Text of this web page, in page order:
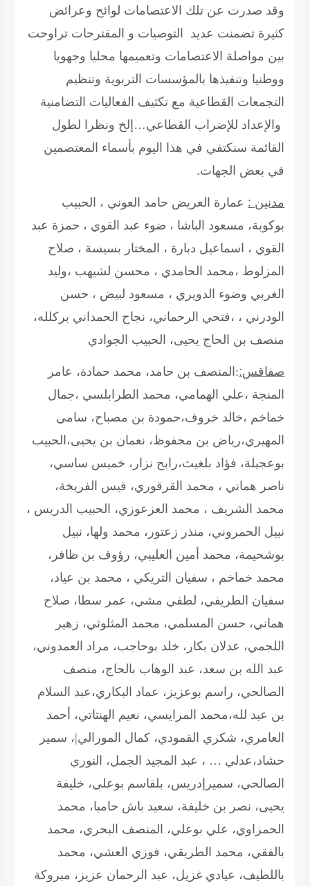
وقد صدرت عن تلك الاعتصامات لوائح وعرائض
كثيرة تضمنت عديد التوصيات و المقترحات تراوحت
بين مواصلة الاعتصامات وتعميمها محليا وجهويا
ووطنيا وتنفيذها بالمؤسسات التربوية وتنظيم
التجمعات القطاعية مع تكثيف الفعاليات التضامنية
والإعداد للإضراب القطاعي…إلخ ونظرا لطول
القائمة سنكتفي في هذا اليوم بأسماء المعتصمين
في بعض الجهات.
مدنين : عمارة العريض حامد العوني ، الحبيب
بوكوبة، مسعود الباشا ، ضوء عبد القوي ، حمزة عبد
القوي ، اسماعيل دبارة ، المختار بسيسة ، صلاح
المزلوط ،محمد الحامدي ، محسن لشيهب ،وليد
الغربي وضوء الدويري ، مسعود لبيض ، حسن
الودرني ، ،فتحي الرحماني، نجاح الحمداني بركلله،
منصف بن الحاج يحيى، الحبيب الجوادي
صفاقس::المنصف بن حامد، محمد حمادة، عامر
المنجة ،علي الهمامي، محمد الطرابلسي ،جمال
خماخم ،خالد خروف،حمودة بن مصباح، سامي
المهيري،رياض بن محفوظ، نعمان بن يحيى،الحبيب
بوعجيلة، فؤاد بلغيث،رابح نزار، خميس ساسي،
ناصر هماني ، محمد القرقوري، قيس الفريخة،
محمد الشريف ، محمد العزعوزي، الحبيب الدريس ،
نبيل الحمروني، منذر زعتور، محمد ولها، نبيل
بوشحيمة، محمد أمين العليبي، رؤوف بن ظافر،
محمد خماخم ، سفيان التريكي ، محمد بن عياد،
سفيان الطريفي، لطفي مشي، عمر سطا، صلاح
هماني، حسن المسلمي، محمد المثلوثي، زهير
اللجمي، عدلان بكار، خلد بوحاجب، مراد العمدوني،
عبد الله بن سعد، عبد الوهاب بالحاج، منصف
الصالحي، راسم بوعزيز، عماد البكاري،عبد السلام
بن عبد لله،محمد المرايسي، نعيم الهنتاتي، أحمد
العامري، شكري القمودي، كمال المورالي|، سمير
حشاد،عدلي … ، عبد المجيد الجمل، النوري
الصالحي، سميرإدريس، بلقاسم بوعلي، خليفة
يحيى، نصر بن خليفة، سعيد باش حامبا، محمد
الحمزاوي، علي بوعلي، المنصف البحري، محمد
بالفقي، محمد الطريقي، فوزي العشي، محمد
باللطيف، عيادي غزيل، عبد الرحمان عزيز، مبروكة